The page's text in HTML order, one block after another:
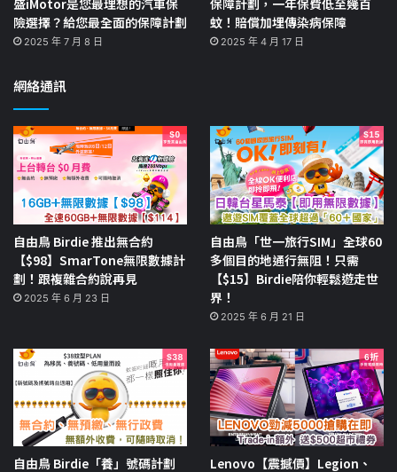
險選擇？給您最全面的保障計劃
2025 年 7 月 8 日
蚊！賠償加埋傳染病保障
2025 年 4 月 17 日
網絡通訊
自由鳥 Birdie 推出無合約
【$98】SmarTone無限數據計
劃！跟複雜合約說再見
2025 年 6 月 23 日
自由鳥「世一旅行SIM」全球60
多個目的地通行無阻！只需
【$15】Birdie陪你輕鬆遊走世
界！
2025 年 6 月 21 日
自由鳥 Birdie「養」號碼計劃
Lenovo【震撼價】Legion、